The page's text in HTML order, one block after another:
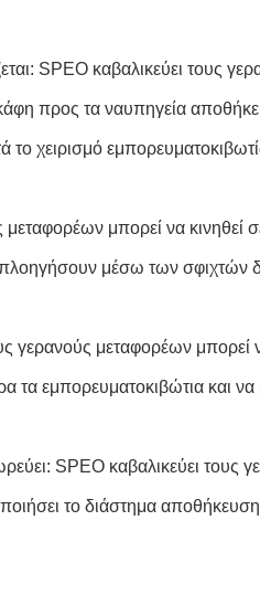
SPEO καβαλικεύει τους
προς τα ναυπηγεία
το χειρισμό
μεταφορέων μπορεί να
πλοηγήσουν μέσω των σφιχτών
γερανούς μεταφορέων μπορεί
τα εμπορευματοκιβώτια και
SPEO καβαλικεύει τους
το διάστημα